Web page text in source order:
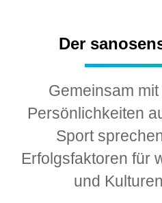
Der
Gemeinsam
Persönlichkeiten
Sport
Erfolgsfaktoren für
und